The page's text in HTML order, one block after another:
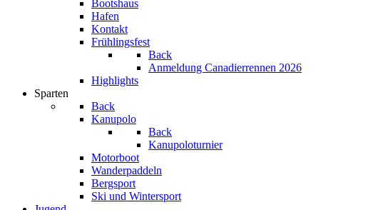
Bootshaus
Hafen
Kontakt
Frühlingsfest
Back
Anmeldung Canadierrennen 2026
Highlights
Sparten
Back
Kanupolo
Back
Kanupoloturnier
Motorboot
Wanderpaddeln
Bergsport
Ski und Wintersport